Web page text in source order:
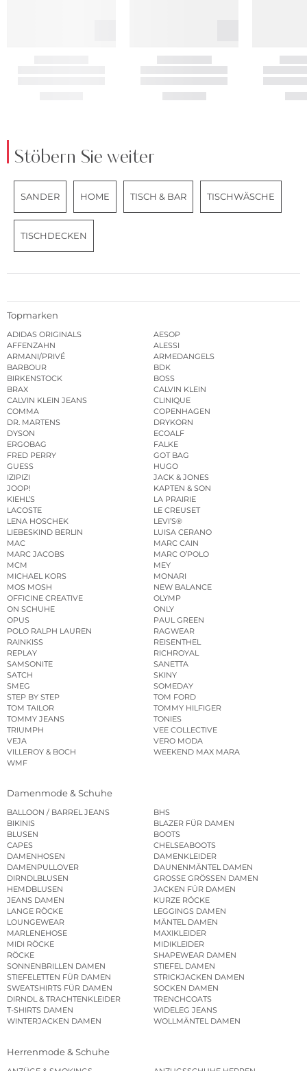
Stöbern Sie weiter
SANDER HOME TISCH & BAR TISCHWÄSCHE
TISCHDECKEN
Topmarken
ADIDAS ORIGINALS
AESOP
AFFENZAHN
ALESSI
ARMANI/PRIVÉ
ARMEDANGELS
BARBOUR
BDK
BIRKENSTOCK
BOSS
BRAX
CALVIN KLEIN
CALVIN KLEIN JEANS
CLINIQUE
COMMA
COPENHAGEN
DR. MARTENS
DRYKORN
DYSON
ECOALF
ERGOBAG
FALKE
FRED PERRY
GOT BAG
GUESS
HUGO
IZIPIZI
JACK & JONES
JOOP!
KAPTEN & SON
KIEHL’S
LA PRAIRIE
LACOSTE
LE CREUSET
LENA HOSCHEK
LEVI’S®
LIEBESKIND BERLIN
LUISA CERANO
MAC
MARC CAIN
MARC JACOBS
MARC O’POLO
MCM
MEY
MICHAEL KORS
MONARI
MOS MOSH
NEW BALANCE
OFFICINE CREATIVE
OLYMP
ON SCHUHE
ONLY
OPUS
PAUL GREEN
POLO RALPH LAUREN
RAGWEAR
RAINKISS
REISENTHEL
REPLAY
RICHROYAL
SAMSONITE
SANETTA
SATCH
SKINY
SMEG
SOMEDAY
STEP BY STEP
TOM FORD
TOM TAILOR
TOMMY HILFIGER
TOMMY JEANS
TONIES
TRIUMPH
VEE COLLECTIVE
VEJA
VERO MODA
VILLEROY & BOCH
WEEKEND MAX MARA
WMF
Damenmode & Schuhe
BALLOON / BARREL JEANS
BHS
BIKINIS
BLAZER FÜR DAMEN
BLUSEN
BOOTS
CAPES
CHELSEABOOTS
DAMENHOSEN
DAMENKLEIDER
DAMENPULLOVER
DAUNENMÄNTEL DAMEN
DIRNDLBLUSEN
GROSSE GRÖSSEN DAMEN
HEMDBLUSEN
JACKEN FÜR DAMEN
JEANS DAMEN
KURZE RÖCKE
LANGE RÖCKE
LEGGINGS DAMEN
LOUNGEWEAR
MÄNTEL DAMEN
MARLENEHOSE
MAXIKLEIDER
MIDI RÖCKE
MIDIKLEIDER
RÖCKE
SHAPEWEAR DAMEN
SONNENBRILLEN DAMEN
STIEFEL DAMEN
STIEFELETTEN FÜR DAMEN
STRICKJACKEN DAMEN
SWEATSHIRTS FÜR DAMEN
SOCKEN DAMEN
DIRNDL & TRACHTENKLEIDER
TRENCHCOATS
T-SHIRTS DAMEN
WIDELEG JEANS
WINTERJACKEN DAMEN
WOLLMÄNTEL DAMEN
Herrenmode & Schuhe